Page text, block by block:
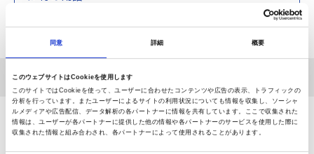
同意 詳細 概要
このウェブサイトはCookieを使用します
このサイトではCookieを使って、ユーザーに合わせたコンテンツや広告の表示、トラフィックの
分析を行っています。またユーザーによるサイトの利用状況についても情報を収集し、ソーシャ
ルメディアや広告配信、データ解析の各パートナーに情報を共有しています。ここで収集された
情報は、ユーザーが各パートナーに提供した他の情報や各パートナーのサービスを使用した際に
収集された情報と組み合わされ、各パートナーによって使用されることがあります。
ホーム 関節お悩み用語集
相談できる病院をさがす